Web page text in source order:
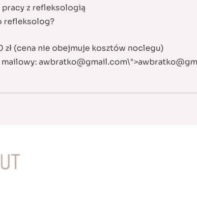
pracy z refleksologią
refleksolog?
(cena nie obejmuje kosztów noclegu)
mailowy: awbratko@gmail.com\">